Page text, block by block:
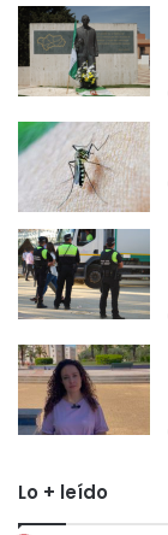
Lo + leído